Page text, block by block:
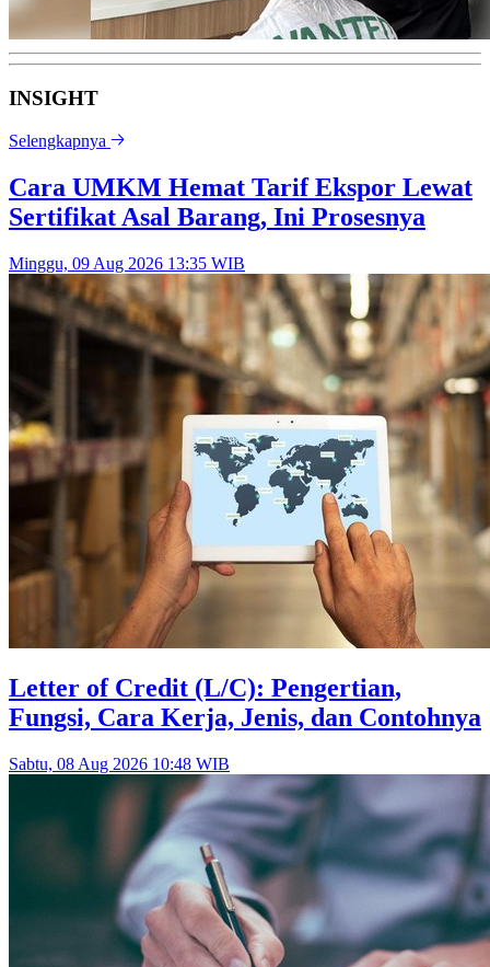
INSIGHT
Selengkapnya
Cara UMKM Hemat Tarif Ekspor Lewat
Sertifikat Asal Barang, Ini Prosesnya
Minggu, 09 Aug 2026 13:35 WIB
Letter of Credit (L/C): Pengertian,
Fungsi, Cara Kerja, Jenis, dan Contohnya
Sabtu, 08 Aug 2026 10:48 WIB